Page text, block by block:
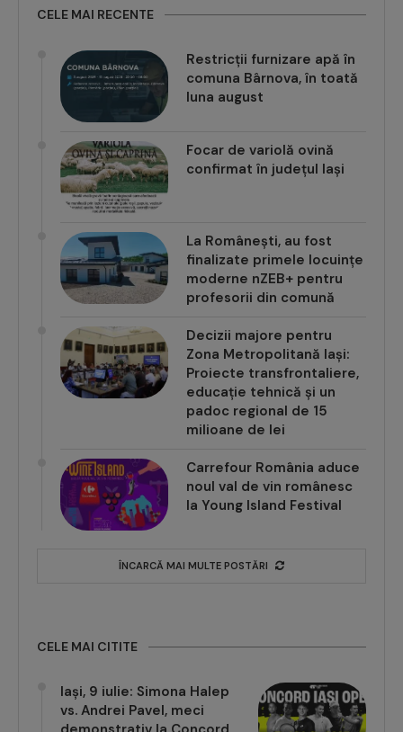
CELE MAI RECENTE
Restricții furnizare apă în
comuna Bârnova, în toată
luna august
Focar de variolă ovină
confirmat în județul Iași
La Românești, au fost
finalizate primele locuințe
moderne nZEB+ pentru
profesorii din comună
Decizii majore pentru
Zona Metropolitană Iași:
Proiecte transfrontaliere,
educație tehnică și un
padoc regional de 15
milioane de lei
Carrefour România aduce
noul val de vin românesc
la Young Island Festival
ÎNCARCĂ MAI MULTE POSTĂRI
CELE MAI CITITE
Iași, 9 iulie: Simona Halep
vs. Andrei Pavel, meci